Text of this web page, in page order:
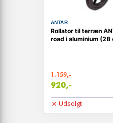
ANTAR
Rollator til terræn
road i aluminium (28
1.159,-
920,-
Udsolgt